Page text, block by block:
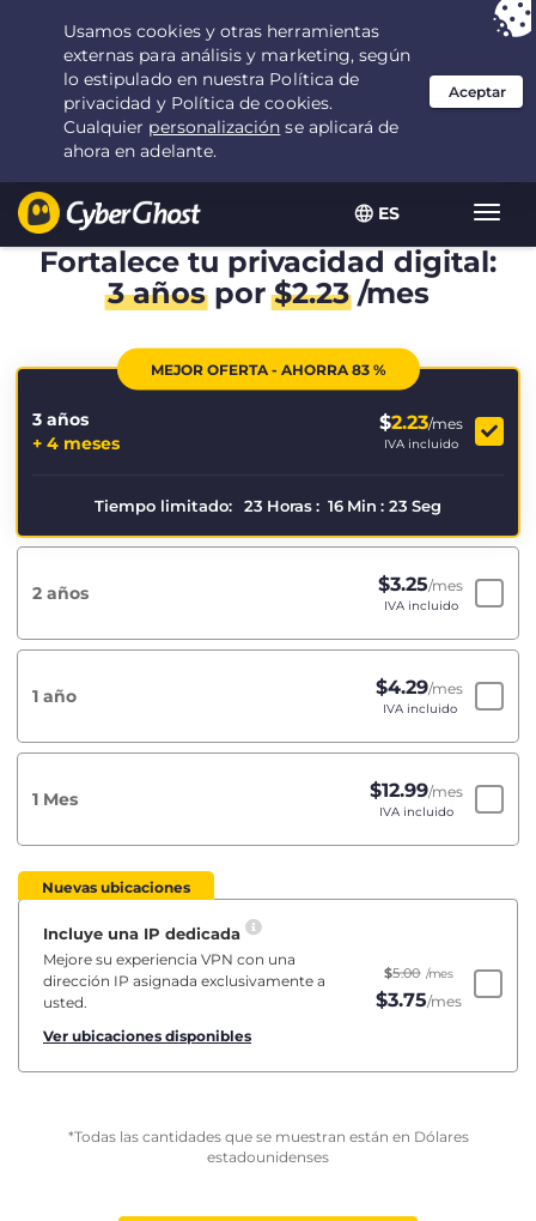
ES
Tu elección:la mejor ofertadurante 3.3333333333333 años por $
2.23 /mes
Fortalece tu privacidad digital:
3 añospor$2.23/mes
MEJOR OFERTA - AHORRA 83 %
3 años
+ 4 meses
$2.23/mes
IVA incluido
Tiempo limitado: 23 Horas: 16 Min : 23 Seg
2 años $3.25/mes
IVA incluido
1 año $4.29/mes
IVA incluido
1 Mes $12.99/mes
IVA incluido
Nuevas ubicaciones
Incluye una IP dedicada
Mejore su experiencia VPN con una
dirección IP asignada exclusivamente a
usted.
Ver ubicaciones disponibles
$5.00 /mes
$3.75/mes
*Todas las cantidades que se muestran están en Dólares
estadounidenses